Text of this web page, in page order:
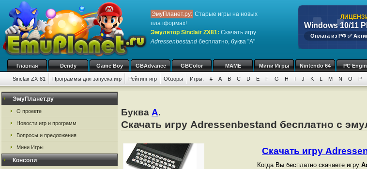
ЭмуПланет.ру: Старые игры на новых
платформах!
Эмулятор Sinclair ZX81: Скачать игру
Adressenbestand бесплатно, буква "A"
Windows 10/11
Оплата из РФ ✅
Главная Dendy Game Boy GBAdvance GBColor MAME Мини Игры Nintendo 64 PC
Sinclair ZX-81 Программы для запуска игр Рейтинг игр Обзоры Игры: # A B C D E F G H I J K L M N O P
ЭмуПланет.ру
О проекте
Новости игр и программ
Вопросы и предложения
Мини Игры
Консоли
Буква A.
Скачать игру Adressenbestand бесплатно с
Скачать игру
Когда Вы бесплатно скачаете игру